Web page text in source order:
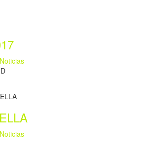
Noticias
Noticias